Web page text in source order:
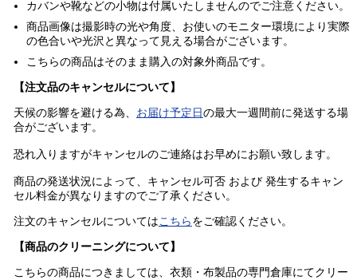
カバンや靴などの小物は付属いたしませんのでご注意ください。
商品画像は撮影時の光や角度、お使いのモニター環境により実際
の色合いや光沢と異なって見える場合がございます。
こちらの商品はそのまま購入の対象外商品です。
【注文品のキャンセルについて】
天候の影響を避ける為、 お届け予定日 の最大一週間前に発送する場
合がございます。
恐れ入りますがキャンセルのご連絡はお早めにお願い致します。
商品の発送状況によって、キャンセル可否 および 発生するキャン
セル料金が異なりますのでご了承ください。
注文のキャンセルについてはこちら をご確認ください。
【商品のクリーニングについて】
こちらの商品につきましては、衣類・布製品の専門倉庫にてクリー